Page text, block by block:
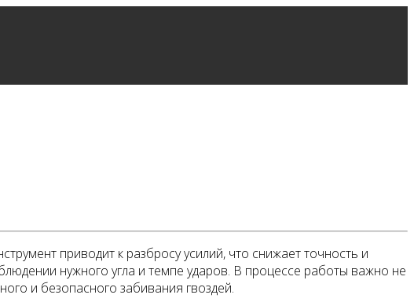
приводит к разбросу усилий, что снижает точность и
нужного угла и темпе ударов. В процессе работы важно не
и безопасного забивания гвоздей.